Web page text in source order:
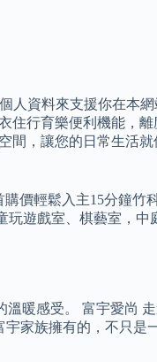
人資料來支援你在本
住行育樂便利機能，
間，讓您的日常生活
價輕鬆入主15分鐘竹
玩遊戲室、棋藝室，
溫暖感受。 富宇愛尚
家族擁有的，不只是